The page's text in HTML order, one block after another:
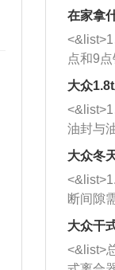
者是细
堵塞情
施。
杂物推
三元催
西取出
的堵塞
洗剂对
放在燃
动时，
室，最
催化器
能够得
在家拿
点和9
方向做
一圈半
圈数。
习，这
驾驶车
向。
大众
油封与
和发动
逐渐减
活塞间
的间隙
造成烧
机油粘
象，机
大众冬
断间隙
无法制
店；
裂，破
大众干
<&list>